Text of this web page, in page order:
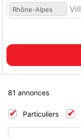
Rhône-Alpes
81 annonces
Particuliers